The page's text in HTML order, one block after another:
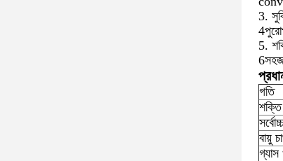
3.
5.
গতি
শক্তি
বায়ু
গ্যাস